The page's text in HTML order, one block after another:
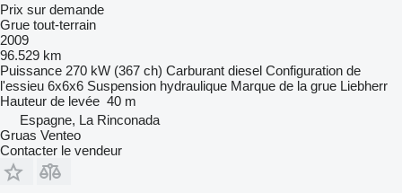
Prix sur demande
Grue tout-terrain
2009
96.529 km
Puissance 270 kW (367 ch) Carburant diesel Configuration de
l'essieu 6x6x6 Suspension hydraulique Marque de la grue Liebherr
Hauteur de levée 40 m
Espagne, La Rinconada
Gruas Venteo
Contacter le vendeur